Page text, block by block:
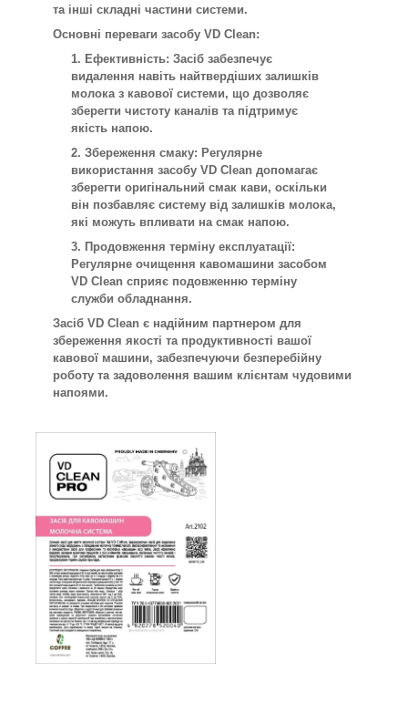
та інші складні частини системи.
Основні переваги засобу VD Clean:
Ефективність: Засіб забезпечує
видалення навіть найтвердіших залишків
молока з кавової системи, що дозволяє
зберегти чистоту каналів та підтримує
якість напою.
Збереження смаку: Регулярне
використання засобу VD Clean допомагає
зберегти оригінальний смак кави, оскільки
він позбавляє систему від залишків молока,
які можуть впливати на смак напою.
Продовження терміну експлуатації:
Регулярне очищення кавомашини засобом
VD Clean сприяє подовженню терміну
служби обладнання.
Засіб VD Clean є надійним партнером для
збереження якості та продуктивності вашої
кавової машини, забезпечуючи безперебійну
роботу та задоволення вашим клієнтам чудовими
напоями.